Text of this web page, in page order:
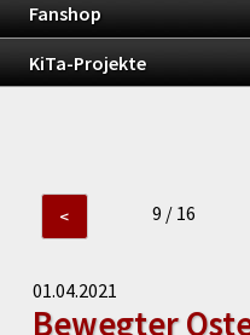
Fanshop
KiTa-Projekte
< 9 / 16
01.04.2021
Bewegter